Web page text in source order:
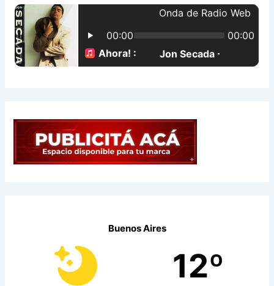
p
o
r
:
Buenos Aires
12º